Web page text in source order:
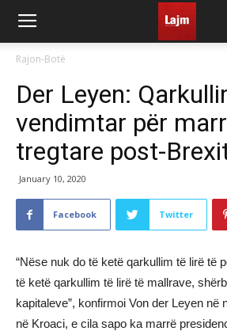
Rajon-Botë
Der Leyen:
vendimtar për
tregtare post-
January 10, 2020
Facebook Twitter
“Nëse nuk do të ketë qarkullim të lirë të
të ketë qarkullim të lirë të mallrave,
kapitaleve”, konfirmoi Von der Leyen në
në Kroaci, e cila sapo ka marrë